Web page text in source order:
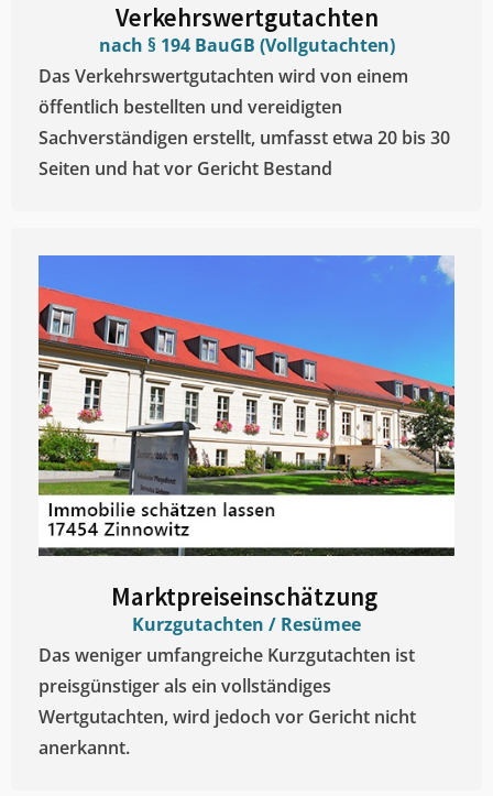
Verkehrswertgutachten
nach § 194 BauGB (Vollgutachten)
Das Verkehrswertgutachten wird von einem
öffentlich bestellten und vereidigten
Sachverständigen erstellt, umfasst etwa 20 bis 30
Seiten und hat vor Gericht Bestand
Marktpreiseinschätzung ​
Kurzgutachten / Resümee
Das weniger umfangreiche Kurzgutachten ist
preisgünstiger als ein vollständiges
Wertgutachten, wird jedoch vor Gericht nicht
anerkannt.